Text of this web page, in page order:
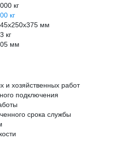
кг
кг
мм
кг
мм
и хозяйственных работ
подключения
срока службы